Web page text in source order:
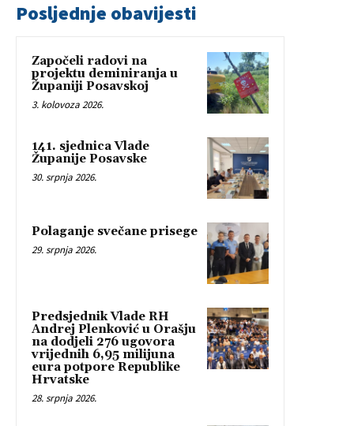
Posljednje obavijesti
Započeli radovi na
projektu deminiranja u
Županiji Posavskoj
3. kolovoza 2026.
141. sjednica Vlade
Županije Posavske
30. srpnja 2026.
Polaganje svečane prisege
29. srpnja 2026.
Predsjednik Vlade RH
Andrej Plenković u Orašju
na dodjeli 276 ugovora
vrijednih 6,95 milijuna
eura potpore Republike
Hrvatske
28. srpnja 2026.